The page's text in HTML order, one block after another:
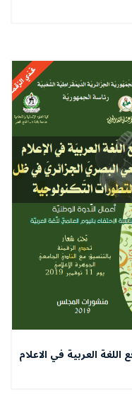
اللغة العربية في الاعلام